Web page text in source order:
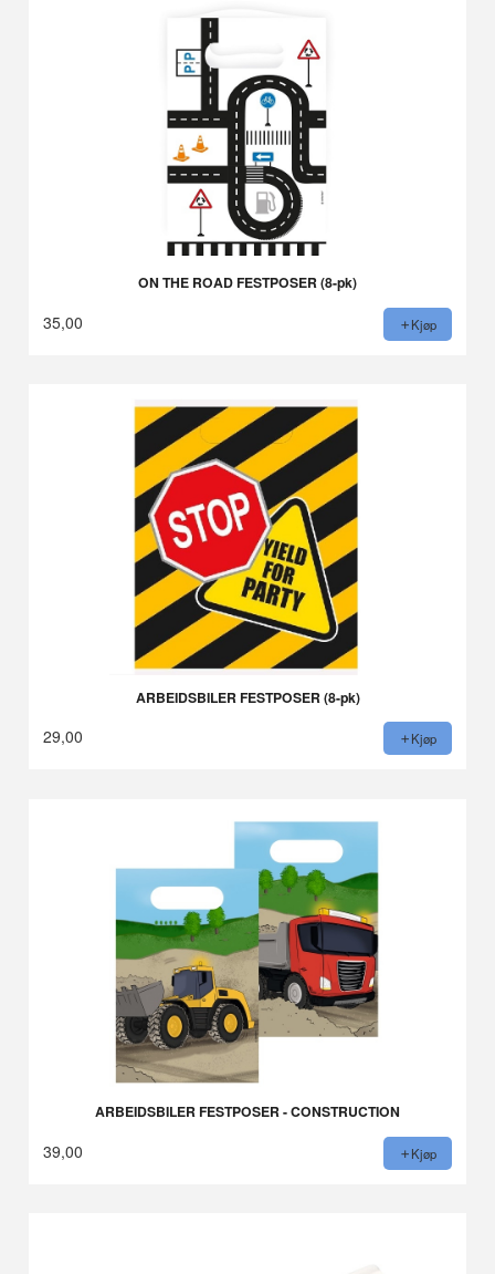
ON THE ROAD FESTPOSER (8-pk)
35,00 Kjøp
ARBEIDSBILER FESTPOSER (8-pk)
29,00 Kjøp
ARBEIDSBILER FESTPOSER - CONSTRUCTION
39,00 Kjøp